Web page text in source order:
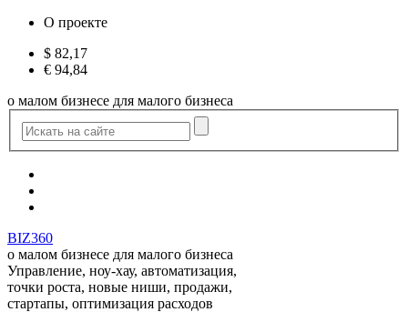
О проекте
$ 82,17
€ 94,84
о малом бизнесе для малого бизнеса
BIZ360
о малом бизнесе для малого бизнеса
Управление, ноу-хау, автоматизация,
точки роста, новые ниши, продажи,
стартапы, оптимизация расходов